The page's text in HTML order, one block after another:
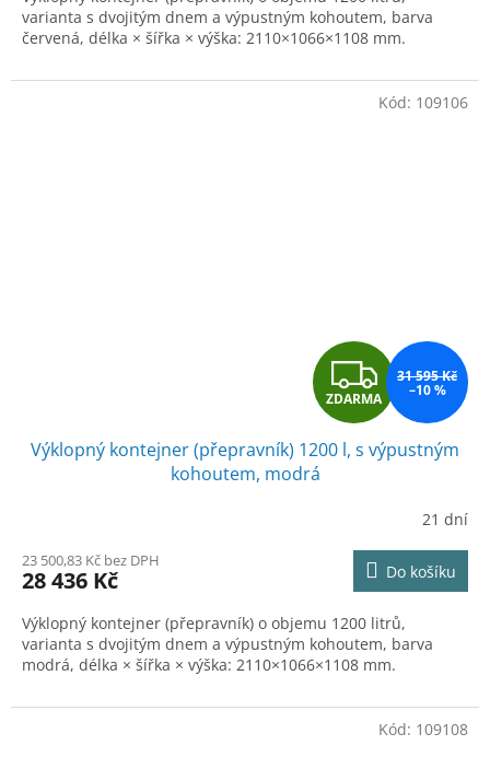
varianta s dvojitým dnem a výpustným kohoutem, barva
červená, délka × šířka × výška: 2110×1066×1108 mm.
Z
D
A
M
A
ZDARMA
31 595 Kč
–10 %
Výklopný kontejner (přepravník) 1200 l, s výpustným
kohoutem, modrá
21 dní
23 500,83 Kč bez DPH
28 436 Kč Do košíku
Výklopný kontejner (přepravník) o objemu 1200 litrů,
varianta s dvojitým dnem a výpustným kohoutem, barva
modrá, délka × šířka × výška: 2110×1066×1108 mm.
Kód: 109106
Kód: 109108